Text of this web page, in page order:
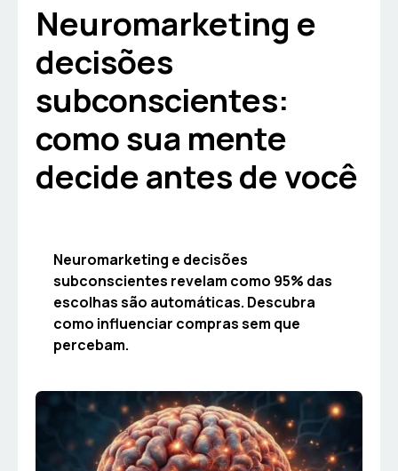
Neuromarketing e
decisões
subconscientes:
como sua mente
decide antes de você
Neuromarketing e decisões
subconscientes revelam como 95% das
escolhas são automáticas. Descubra
como influenciar compras sem que
percebam.